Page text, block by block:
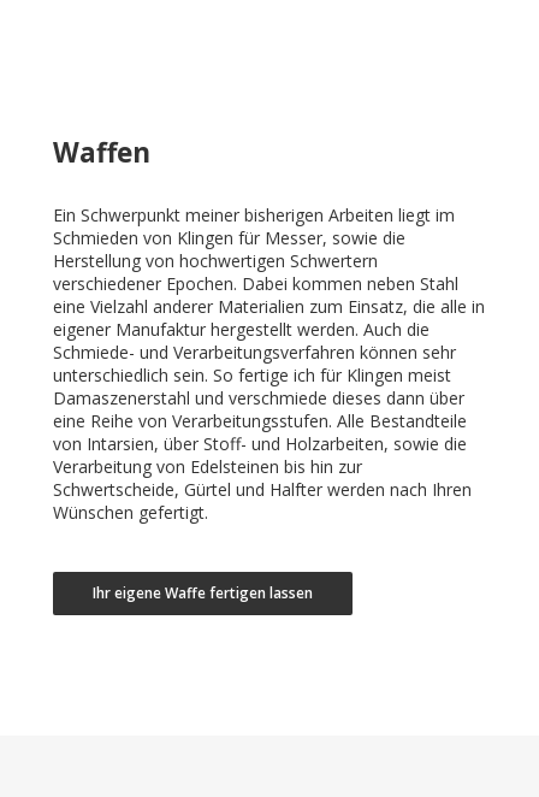
Waffen
Ein Schwerpunkt meiner bisherigen Arbeiten liegt im
Schmieden von Klingen für Messer, sowie die
Herstellung von hochwertigen Schwertern
verschiedener Epochen. Dabei kommen neben Stahl
eine Vielzahl anderer Materialien zum Einsatz, die alle in
eigener Manufaktur hergestellt werden. Auch die
Schmiede- und Verarbeitungsverfahren können sehr
unterschiedlich sein. So fertige ich für Klingen meist
Damaszenerstahl und verschmiede dieses dann über
eine Reihe von Verarbeitungsstufen. Alle Bestandteile
von Intarsien, über Stoff- und Holzarbeiten, sowie die
Verarbeitung von Edelsteinen bis hin zur
Schwertscheide, Gürtel und Halfter werden nach Ihren
Wünschen gefertigt.
Ihr eigene Waffe fertigen lassen